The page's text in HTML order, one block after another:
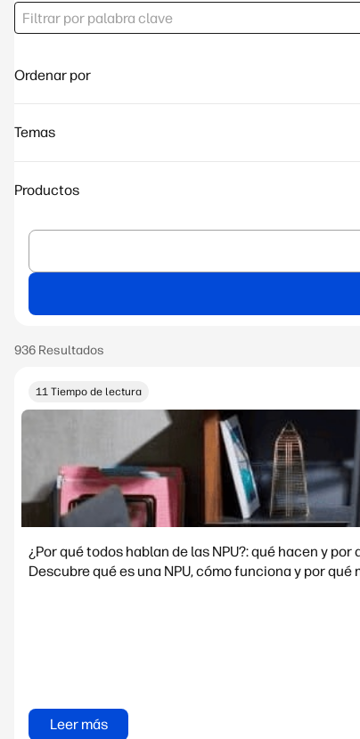
Ordenar por
Temas
Productos
11 Tiempo de lectura
¿Por qué todos hablan de las NPU?: qué hacen y
Descubre qué es una NPU, cómo funciona y por
Leer más